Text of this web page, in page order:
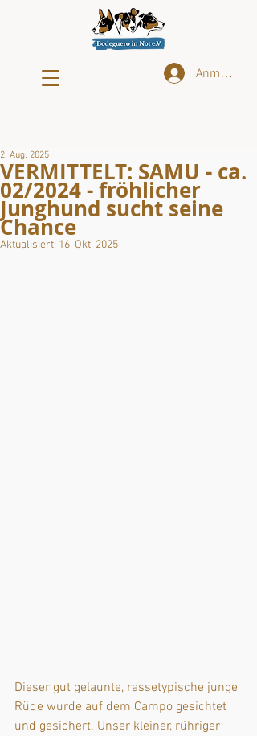
Anmelden
VERMITTELT: SAMU - ca.
02/2024 - fröhlicher
Junghund sucht seine
Chance
2. Aug. 2025
Aktualisiert: 16. Okt. 2025
Dieser gut gelaunte, rassetypische junge
Rüde wurde auf dem Campo gesichtet
und gesichert. Unser kleiner, rühriger